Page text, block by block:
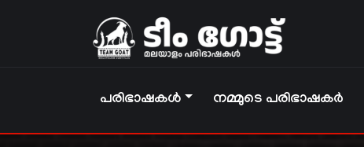
പരിഭാഷകൾ നമ്മുടെ പരിഭാഷകർ